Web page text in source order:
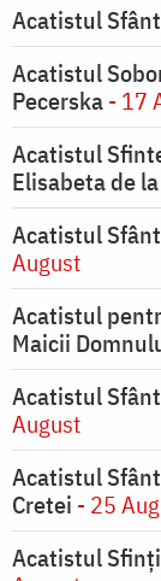
Acatistul
Acatistul
Pecerska- 17
Acatistul
Elisabeta de
Acatistul
August
Acatistul
Maicii
Acatistul
August
Acatistul
Cretei - 25
Acatistul